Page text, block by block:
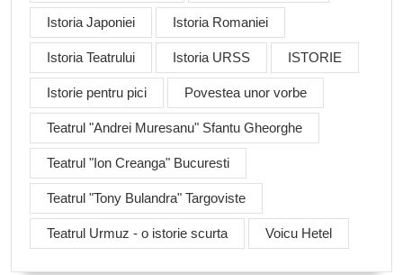
Istoria Japoniei Istoria Romaniei
Istoria Teatrului Istoria URSS ISTORIE
Istorie pentru pici Povestea unor vorbe
Teatrul "Andrei Muresanu" Sfantu Gheorghe
Teatrul "Ion Creanga" Bucuresti
Teatrul "Tony Bulandra" Targoviste
Teatrul Urmuz - o istorie scurta Voicu Hetel